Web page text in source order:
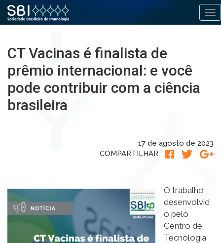
o
conteúdo
CT Vacinas é finalista de
prêmio internacional: e você
pode contribuir com a ciência
brasileira
17 de agosto de 2023
COMPARTILHAR
O trabalho
desenvolvid
o pelo
Centro de
Tecnologia